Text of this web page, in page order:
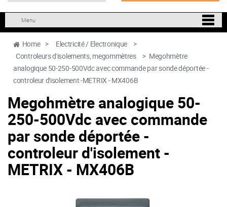
Menu
Home > Electricité / Electronique
>
Controleurs d'isolements, megommètres
> Megohmètre
analogique 50-250-500Vdc avec commande par sonde déportée -
controleur d'isolement -METRIX - MX406B
Megohmètre analogique 50-
250-500Vdc avec commande
par sonde déportée -
controleur d'isolement -
METRIX - MX406B